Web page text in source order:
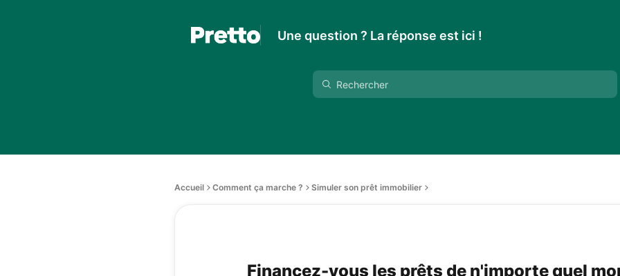
Une question ? La réponse est ici !
Accueil Comment ça marche ? Simuler son prêt immobilier
Financez-vous les prêts de n'importe quel